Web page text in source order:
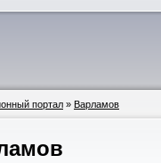
портал » Варламов